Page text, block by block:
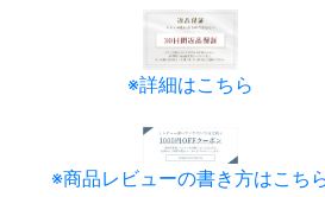
※詳細はこちら
※商品レビューの書き方はこち